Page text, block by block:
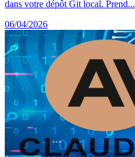
dans votre dépôt Git local. Prend...
06/04/2026